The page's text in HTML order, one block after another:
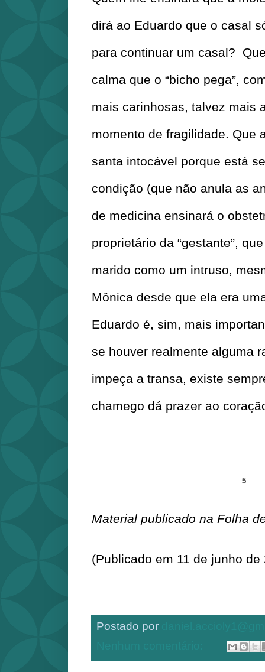
dirá ao Eduardo que o casal
para continuar um casal?
calma que o “bicho pega”,
mais carinhosas, talvez mais
momento de fragilidade. Que
santa intocável porque está
condição (que não anula as
de medicina ensinará o
proprietário da “gestante”,
marido como um intruso,
Mônica desde que ela era
Eduardo é, sim, mais
se houver realmente alguma
impeça a transa, existe
chamego dá prazer ao
5
Material publicado na Folha
(Publicado em 11 de junho de
Postado por